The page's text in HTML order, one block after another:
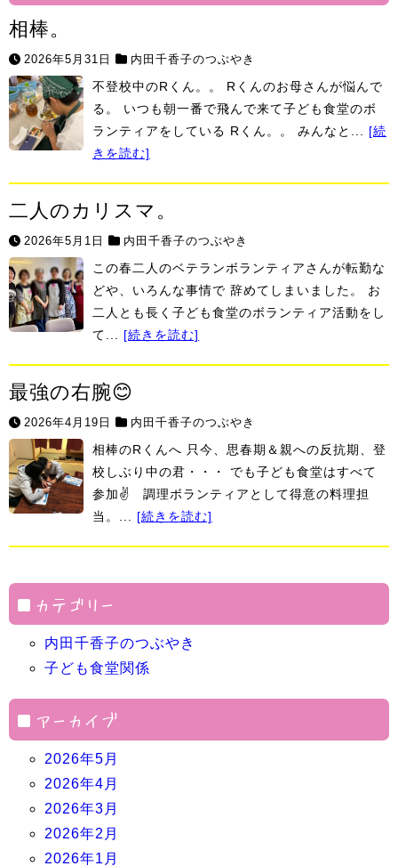
相棒。
2026年5月31日 内田千香子のつぶやき
不登校中のRくん。。 Rくんのお母さんが悩んで
る。 いつも朝一番で飛んで来て子ども食堂のボ
ランティアをしている Rくん。。 みんなと... [続
きを読む]
二人のカリスマ。
2026年5月1日 内田千香子のつぶやき
この春二人のベテランボランティアさんが転勤な
どや、いろんな事情で 辞めてしまいました。 お
二人とも長く子ども食堂のボランティア活動をし
て... [続きを読む]
最強の右腕😊
2026年4月19日 内田千香子のつぶやき
相棒のRくんへ 只今、思春期＆親への反抗期、登
校しぶり中の君・・・ でも子ども食堂はすべて
参加✌ 調理ボランティアとして得意の料理担
当。... [続きを読む]
カテゴリー
内田千香子のつぶやき
子ども食堂関係
アーカイブ
2026年5月
2026年4月
2026年3月
2026年2月
2026年1月